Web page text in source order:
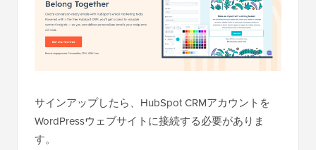
サインアップしたら、HubSpot CRMアカウントを
WordPressウェブサイトに接続する必要がありま
す。